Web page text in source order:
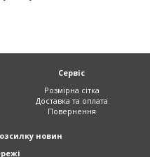
Сервіс
Розмірна сітка
Доставка та оплата
Повернення
новин